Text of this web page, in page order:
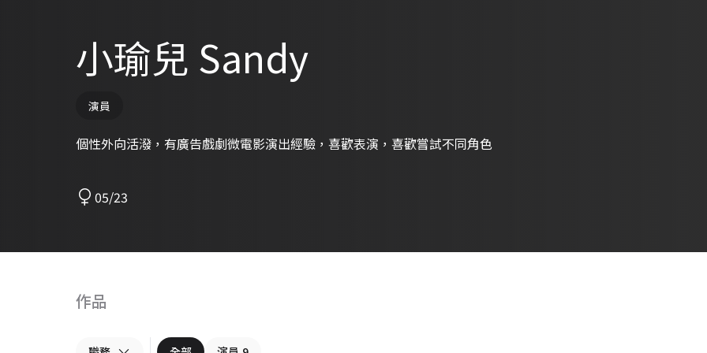
小瑜兒 Sandy
演員
個性外向活潑，有廣告戲劇微電影演出經驗，喜歡表演，喜歡嘗試不同角色
05/23
作品